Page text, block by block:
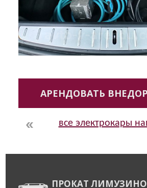
АРЕНДОВАТЬ
все электрокары
ПРОКАТ